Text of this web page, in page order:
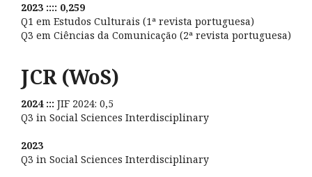
2023 :::: 0,259
Q1 em Estudos Culturais (1ª revista portuguesa)
Q3 em Ciências da Comunicação (2ª revista portuguesa)
JCR (WoS)
2024 ::: JIF 2024: 0,5
Q3 in Social Sciences Interdisciplinary
2023
Q3 in Social Sciences Interdisciplinary